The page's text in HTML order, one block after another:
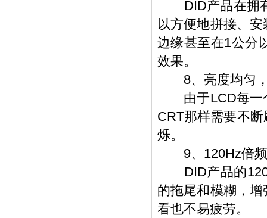
DID产品在拥有
以方便地拼接、
边缘甚至在1公分
效果。
8、亮度均匀，
由于LCD每一个
CRT那样需要不
烁。
9、120Hz倍频
DID产品的
的拖尾和模糊，
看也不易疲劳。